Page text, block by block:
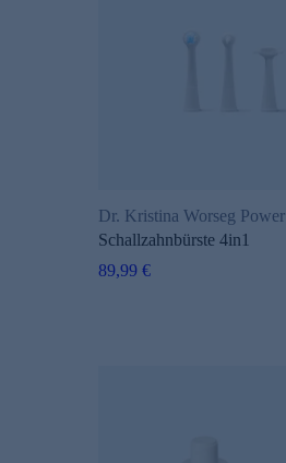
Dr. Kristina Worseg Power
Schallzahnbürste 4in1
89,99 €